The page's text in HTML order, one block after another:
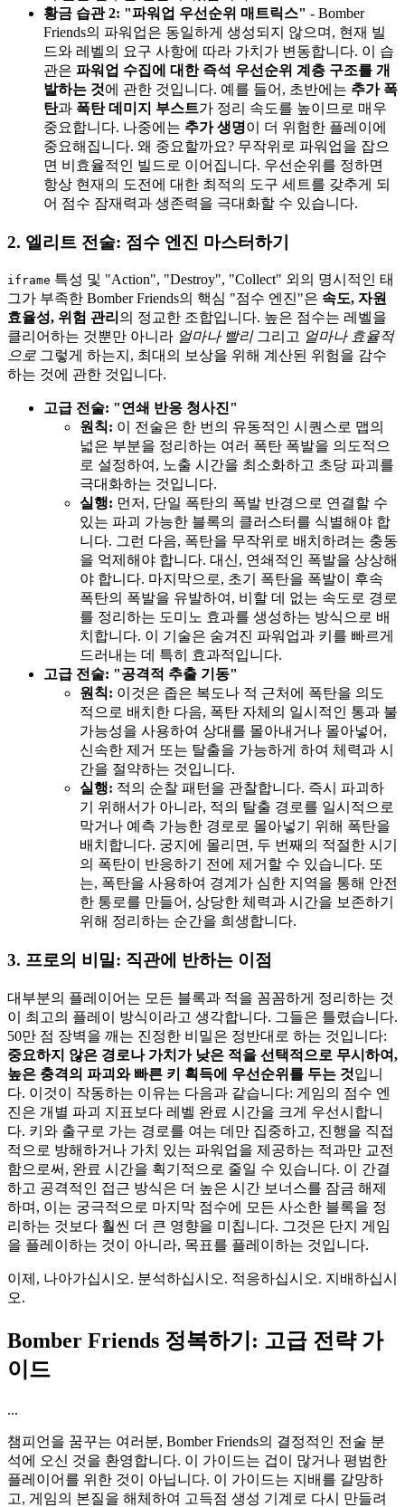
황금 습관 2: "파워업 우선순위 매트릭스" - Bomber
Friends의 파워업은 동일하게 생성되지 않으며, 현재 빌
드와 레벨의 요구 사항에 따라 가치가 변동합니다. 이 습
관은 파워업 수집에 대한 즉석 우선순위 계층 구조를 개
발하는 것에 관한 것입니다. 예를 들어, 초반에는 추가 폭
탄과 폭탄 데미지 부스트가 정리 속도를 높이므로 매우
중요합니다. 나중에는 추가 생명이 더 위험한 플레이에
중요해집니다. 왜 중요할까요? 무작위로 파워업을 잡으
면 비효율적인 빌드로 이어집니다. 우선순위를 정하면
항상 현재의 도전에 대한 최적의 도구 세트를 갖추게 되
어 점수 잠재력과 생존력을 극대화할 수 있습니다.
2. 엘리트 전술: 점수 엔진 마스터하기
iframe 특성 및 "Action", "Destroy", "Collect" 외의 명시적인 태
그가 부족한 Bomber Friends의 핵심 "점수 엔진"은 속도, 자원
효율성, 위험 관리 의 정교한 조합입니다. 높은 점수는 레벨을
클리어하는 것뿐만 아니라 얼마나 빨리그리고 얼마나 효율적
으로 그렇게 하는지, 최대의 보상을 위해 계산된 위험을 감수
하는 것에 관한 것입니다.
고급 전술: "연쇄 반응 청사진"
원칙: 이 전술은 한 번의 유동적인 시퀀스로 맵의
넓은 부분을 정리하는 여러 폭탄 폭발을 의도적으
로 설정하여, 노출 시간을 최소화하고 초당 파괴를
극대화하는 것입니다.
실행: 먼저, 단일 폭탄의 폭발 반경으로 연결할 수
있는 파괴 가능한 블록의 클러스터를 식별해야 합
니다. 그런 다음, 폭탄을 무작위로 배치하려는 충동
을 억제해야 합니다. 대신, 연쇄적인 폭발을 상상해
야 합니다. 마지막으로, 초기 폭탄을 폭발이 후속
폭탄의 폭발을 유발하여, 비할 데 없는 속도로 경로
를 정리하는 도미노 효과를 생성하는 방식으로 배
치합니다. 이 기술은 숨겨진 파워업과 키를 빠르게
드러내는 데 특히 효과적입니다.
고급 전술: "공격적 추출 기동"
원칙: 이것은 좁은 복도나 적 근처에 폭탄을 의도
적으로 배치한 다음, 폭탄 자체의 일시적인 통과 불
가능성을 사용하여 상대를 몰아내거나 몰아넣어,
신속한 제거 또는 탈출을 가능하게 하여 체력과 시
간을 절약하는 것입니다.
실행: 적의 순찰 패턴을 관찰합니다. 즉시 파괴하
기 위해서가 아니라, 적의 탈출 경로를 일시적으로
막거나 예측 가능한 경로로 몰아넣기 위해 폭탄을
배치합니다. 궁지에 몰리면, 두 번째의 적절한 시기
의 폭탄이 반응하기 전에 제거할 수 있습니다. 또
는, 폭탄을 사용하여 경계가 심한 지역을 통해 안전
한 통로를 만들어, 상당한 체력과 시간을 보존하기
위해 정리하는 순간을 희생합니다.
3. 프로의 비밀: 직관에 반하는 이점
대부분의 플레이어는 모든 블록과 적을 꼼꼼하게 정리하는 것
이 최고의 플레이 방식이라고 생각합니다. 그들은 틀렸습니다.
50만 점 장벽을 깨는 진정한 비밀은 정반대로 하는 것입니다:
중요하지 않은 경로나 가치가 낮은 적을 선택적으로 무시하여,
높은 충격의 파괴와 빠른 키 획득에 우선순위를 두는 것입니
다. 이것이 작동하는 이유는 다음과 같습니다: 게임의 점수 엔
진은 개별 파괴 지표보다 레벨 완료 시간을 크게 우선시합니
다. 키와 출구로 가는 경로를 여는 데만 집중하고, 진행을 직접
적으로 방해하거나 가치 있는 파워업을 제공하는 적과만 교전
함으로써, 완료 시간을 획기적으로 줄일 수 있습니다. 이 간결
하고 공격적인 접근 방식은 더 높은 시간 보너스를 잠금 해제
하며, 이는 궁극적으로 마지막 점수에 모든 사소한 블록을 정
리하는 것보다 훨씬 더 큰 영향을 미칩니다. 그것은 단지 게임
을 플레이하는 것이 아니라, 목표를 플레이하는 것입니다.
이제, 나아가십시오. 분석하십시오. 적응하십시오. 지배하십시
오.
Bomber Friends 정복하기: 고급 전략 가
이드
...
챔피언을 꿈꾸는 여러분, Bomber Friends의 결정적인 전술 분
석에 오신 것을 환영합니다. 이 가이드는 겁이 많거나 평범한
플레이어를 위한 것이 아닙니다. 이 가이드는 지배를 갈망하
고, 게임의 본질을 해체하여 고득점 생성 기계로 다시 만들려